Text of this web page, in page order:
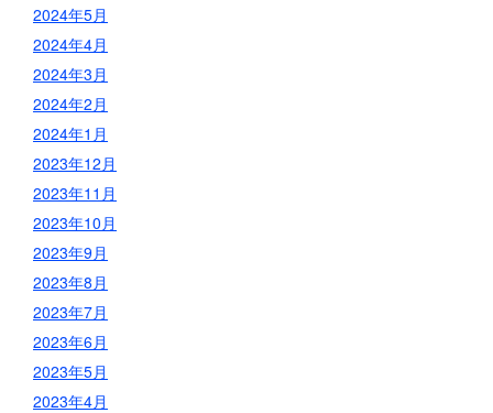
2024年5月
2024年4月
2024年3月
2024年2月
2024年1月
2023年12月
2023年11月
2023年10月
2023年9月
2023年8月
2023年7月
2023年6月
2023年5月
2023年4月